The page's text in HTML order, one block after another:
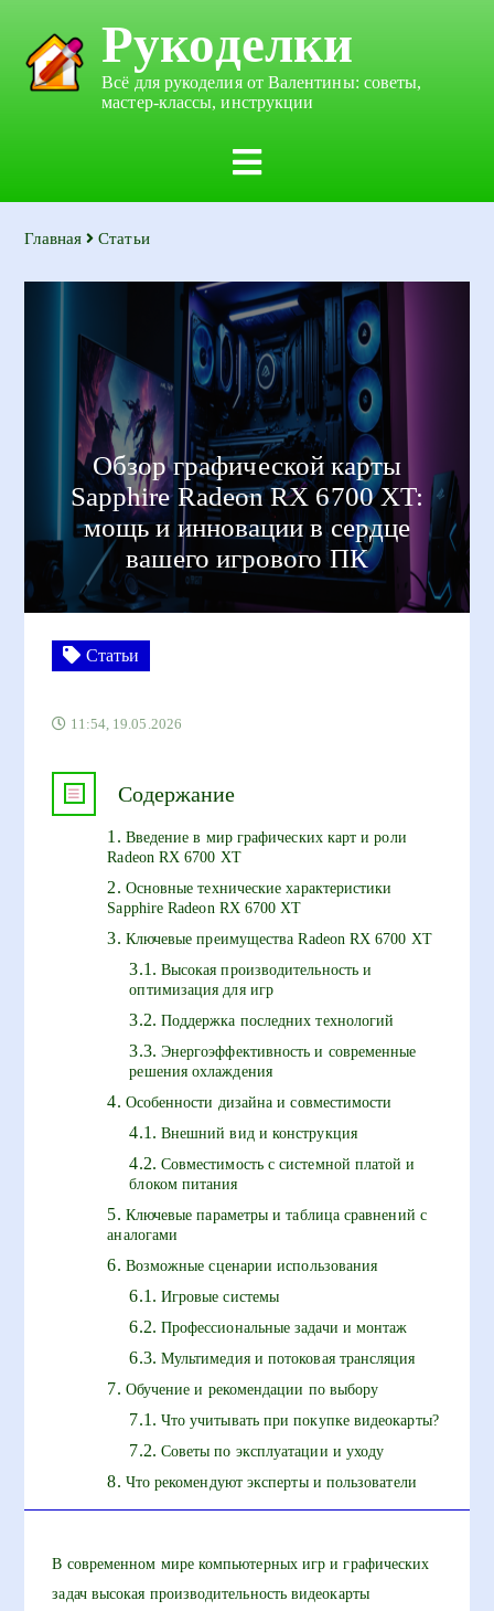
Рукоделки
Всё для рукоделия от Валентины: советы,
мастер-классы, инструкции
Главная Статьи
Обзор графической карты
Sapphire Radeon RX 6700 XT:
мощь и инновации в сердце
вашего игрового ПК
Статьи
11:54, 19.05.2026
Содержание
Введение в мир графических карт и роли
Radeon RX 6700 XT
Основные технические характеристики
Sapphire Radeon RX 6700 XT
Ключевые преимущества Radeon RX 6700 XT
Высокая производительность и
оптимизация для игр
Поддержка последних технологий
Энергоэффективность и современные
решения охлаждения
Особенности дизайна и совместимости
Внешний вид и конструкция
Совместимость с системной платой и
блоком питания
Ключевые параметры и таблица сравнений с
аналогами
Возможные сценарии использования
Игровые системы
Профессиональные задачи и монтаж
Мультимедия и потоковая трансляция
Обучение и рекомендации по выбору
Что учитывать при покупке видеокарты?
Советы по эксплуатации и уходу
Что рекомендуют эксперты и пользователи
В современном мире компьютерных игр и графических
задач высокая производительность видеокарты